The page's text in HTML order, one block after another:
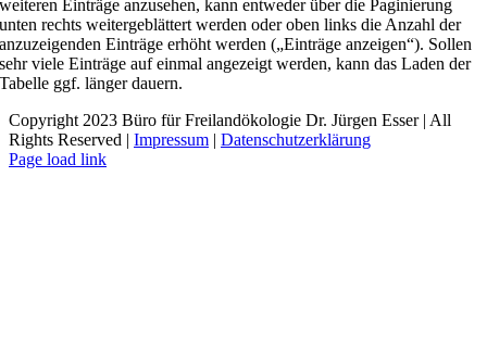
weiteren Einträge anzusehen, kann entweder über die Paginierung
unten rechts weitergeblättert werden oder oben links die Anzahl der
anzuzeigenden Einträge erhöht werden („Einträge anzeigen“). Sollen
sehr viele Einträge auf einmal angezeigt werden, kann das Laden der
Tabelle ggf. länger dauern.
Copyright 2023 Büro für Freilandökologie Dr. Jürgen Esser | All
Rights Reserved | Impressum | Datenschutzerklärung
Page load link